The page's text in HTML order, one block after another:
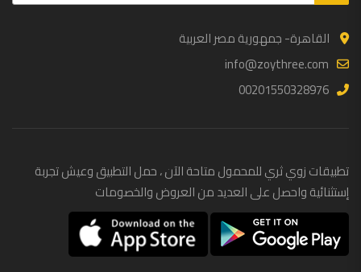
القاهرة- جمهورية مصر العربية
info@zoythree.com
00201550328976
تطبيقات زوي ثري للمحمول متاحة الآن ، حمل التطبيق وعيش تجربة
إستثنائية واحصل على العديد من العروض والخصومات